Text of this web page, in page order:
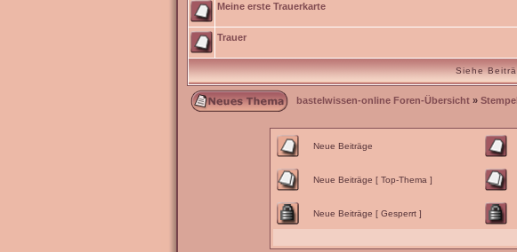
Meine erste Trauerkarte
Trauer
Siehe
bastelwissen-online Foren-Übersicht »
Neue Beiträge
Neue Beiträge [ Top-Thema ]
Neue Beiträge [ Gesperrt ]